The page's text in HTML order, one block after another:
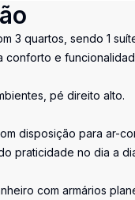
3 quartos, sendo 1
conforto e
pé direito alto.
disposição para ar-
praticidade no dia a
com armários